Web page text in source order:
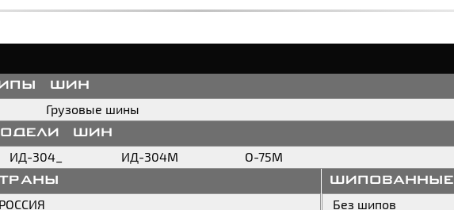
шин
Грузовые шины
шин
ИД-304_ ИД-304М О-75М
РОССИЯ
шипованные
Без шипов